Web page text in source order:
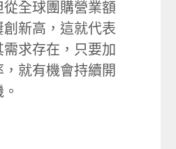
全球團購營業額
新高，這就代表
需求存在，只要加
就有機會持續開